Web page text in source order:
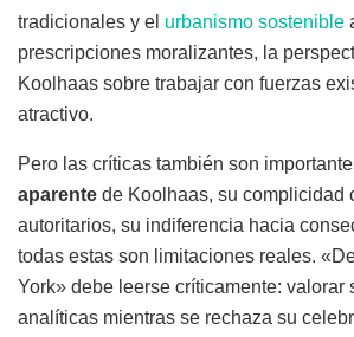
tradicionales y el urbanismo sostenible
prescripciones moralizantes, la
Koolhaas sobre trabajar con fuerzas
atractivo.
Pero las críticas también son
aparente de Koolhaas, su complicidad
autoritarios, su indiferencia hacia
todas estas son limitaciones reales.
York» debe leerse críticamente: valorar
analíticas mientras se rechaza su